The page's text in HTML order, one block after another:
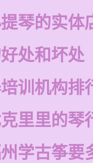
琴的实体
处和坏处
训机构排
里里的琴
学古筝要